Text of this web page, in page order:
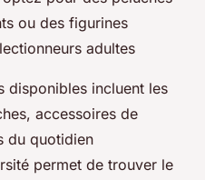
ou des figurines
adultes
disponibles incluent les
accessoires de
du quotidien
permet de trouver le